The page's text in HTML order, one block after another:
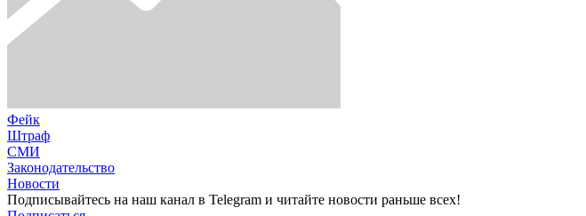
Фейк
Штраф
СМИ
Законодательство
Новости
Подписывайтесь на наш канал в Telegram и читайте новости раньше всех!